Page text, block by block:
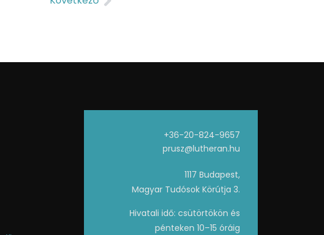
+36-20-824-9657
prusz@lutheran.hu
1117 Budapest,
Magyar Tudósok Körútja 3.
Hivatali idő: csütörtökön és
pénteken 10–15 óráig